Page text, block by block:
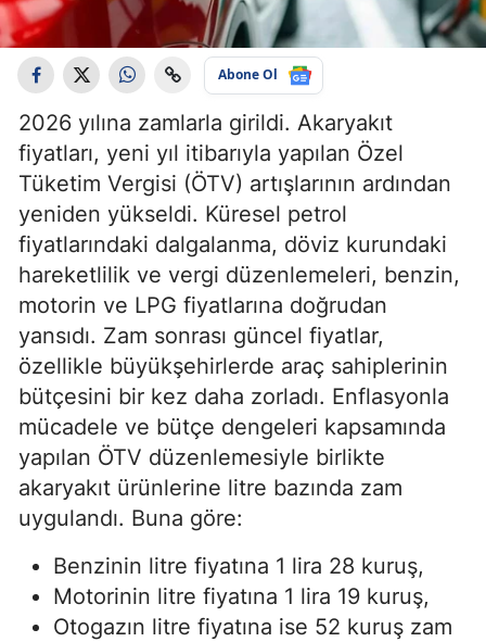
Abone Ol
2026 yılına zamlarla girildi. Akaryakıt
fiyatları, yeni yıl itibarıyla yapılan Özel
Tüketim Vergisi (ÖTV) artışlarının ardından
yeniden yükseldi. Küresel petrol
fiyatlarındaki dalgalanma, döviz kurundaki
hareketlilik ve vergi düzenlemeleri, benzin,
motorin ve LPG fiyatlarına doğrudan
yansıdı. Zam sonrası güncel fiyatlar,
özellikle büyükşehirlerde araç sahiplerinin
bütçesini bir kez daha zorladı. Enflasyonla
mücadele ve bütçe dengeleri kapsamında
yapılan ÖTV düzenlemesiyle birlikte
akaryakıt ürünlerine litre bazında zam
uygulandı. Buna göre:
Benzinin litre fiyatına 1 lira 28 kuruş,
Motorinin litre fiyatına 1 lira 19 kuruş,
Otogazın litre fiyatına ise 52 kuruş zam